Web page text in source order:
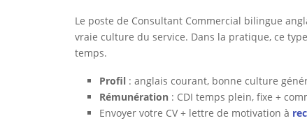
Le poste de Consultant Commercial bilingue
vraie culture du service. Dans la pratique, ce
temps.
Profil : anglais courant, bonne culture
Rémunération : CDI temps plein, fixe +
Envoyer votre CV + lettre de motivation à